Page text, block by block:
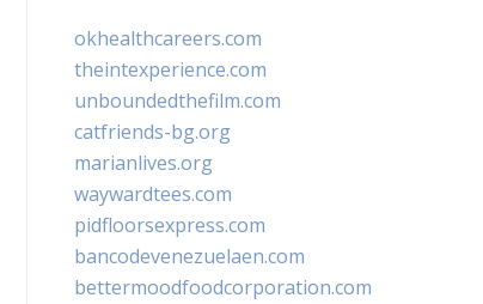
okhealthcareers.com
theintexperience.com
unboundedthefilm.com
catfriends-bg.org
marianlives.org
waywardtees.com
pidfloorsexpress.com
bancodevenezuelaen.com
bettermoodfoodcorporation.com